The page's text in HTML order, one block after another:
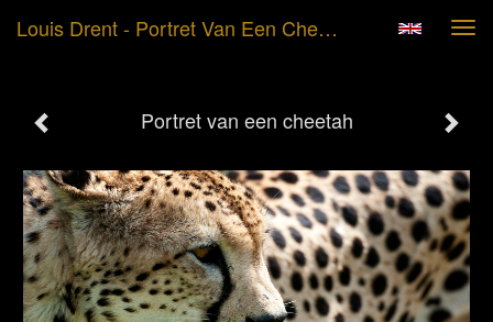
Louis Drent - Portret Van Een Cheetah
Portret van een cheetah